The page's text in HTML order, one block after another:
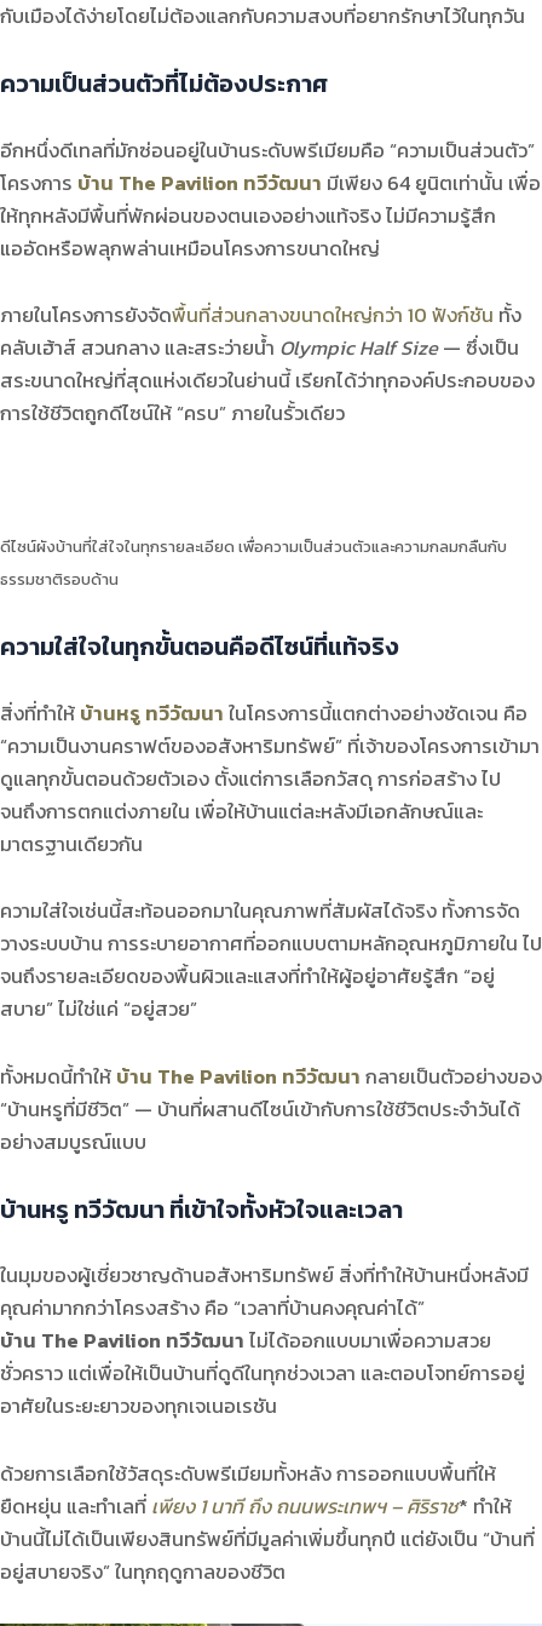
กับเมืองได้ง่ายโดยไม่ต้องแลกกับความสงบที่อยากรักษาไว้ในทุกวัน
ความเป็นส่วนตัวที่ไม่ต้องประกาศ
อีกหนึ่งดีเทลที่มักซ่อนอยู่ในบ้านระดับพรีเมียมคือ “ความเป็นส่วนตัว”
โครงการ บ้าน The Pavilion ทวีวัฒนา มีเพียง 64 ยูนิตเท่านั้น เพื่อ
ให้ทุกหลังมีพื้นที่พักผ่อนของตนเองอย่างแท้จริง ไม่มีความรู้สึก
แออัดหรือพลุกพล่านเหมือนโครงการขนาดใหญ่
ภายในโครงการยังจัดพื้นที่ส่วนกลางขนาดใหญ่กว่า 10 ฟังก์ชัน ทั้ง
คลับเฮ้าส์ สวนกลาง และสระว่ายน้ำ Olympic Half Size— ซึ่งเป็น
สระขนาดใหญ่ที่สุดแห่งเดียวในย่านนี้ เรียกได้ว่าทุกองค์ประกอบของ
การใช้ชีวิตถูกดีไซน์ให้ “ครบ” ภายในรั้วเดียว
ดีไซน์ผังบ้านที่ใส่ใจในทุกรายละเอียด เพื่อความเป็นส่วนตัวและความกลมกลืนกับ
ธรรมชาติรอบด้าน
ความใส่ใจในทุกขั้นตอนคือดีไซน์ที่แท้จริง
สิ่งที่ทำให้ บ้านหรู ทวีวัฒนา ในโครงการนี้แตกต่างอย่างชัดเจน คือ
“ความเป็นงานคราฟต์ของอสังหาริมทรัพย์” ที่เจ้าของโครงการเข้ามา
ดูแลทุกขั้นตอนด้วยตัวเอง ตั้งแต่การเลือกวัสดุ การก่อสร้าง ไป
จนถึงการตกแต่งภายใน เพื่อให้บ้านแต่ละหลังมีเอกลักษณ์และ
มาตรฐานเดียวกัน
ความใส่ใจเช่นนี้สะท้อนออกมาในคุณภาพที่สัมผัสได้จริง ทั้งการจัด
วางระบบบ้าน การระบายอากาศที่ออกแบบตามหลักอุณหภูมิภายใน ไป
จนถึงรายละเอียดของพื้นผิวและแสงที่ทำให้ผู้อยู่อาศัยรู้สึก “อยู่
สบาย” ไม่ใช่แค่ “อยู่สวย”
ทั้งหมดนี้ทำให้ บ้าน The Pavilion ทวีวัฒนา กลายเป็นตัวอย่างของ
“บ้านหรูที่มีชีวิต” — บ้านที่ผสานดีไซน์เข้ากับการใช้ชีวิตประจำวันได้
อย่างสมบูรณ์แบบ
บ้านหรู ทวีวัฒนา ที่เข้าใจทั้งหัวใจและเวลา
ในมุมของผู้เชี่ยวชาญด้านอสังหาริมทรัพย์ สิ่งที่ทำให้บ้านหนึ่งหลังมี
คุณค่ามากกว่าโครงสร้าง คือ “เวลาที่บ้านคงคุณค่าได้”
บ้าน The Pavilion ทวีวัฒนา ไม่ได้ออกแบบมาเพื่อความสวย
ชั่วคราว แต่เพื่อให้เป็นบ้านที่ดูดีในทุกช่วงเวลา และตอบโจทย์การอยู่
อาศัยในระยะยาวของทุกเจเนอเรชัน
ด้วยการเลือกใช้วัสดุระดับพรีเมียมทั้งหลัง การออกแบบพื้นที่ให้
ยืดหยุ่น และทำเลที่ เพียง 1 นาที ถึง ถนนพระเทพฯ – ศิริราช* ทำให้
บ้านนี้ไม่ได้เป็นเพียงสินทรัพย์ที่มีมูลค่าเพิ่มขึ้นทุกปี แต่ยังเป็น “บ้านที่
อยู่สบายจริง” ในทุกฤดูกาลของชีวิต